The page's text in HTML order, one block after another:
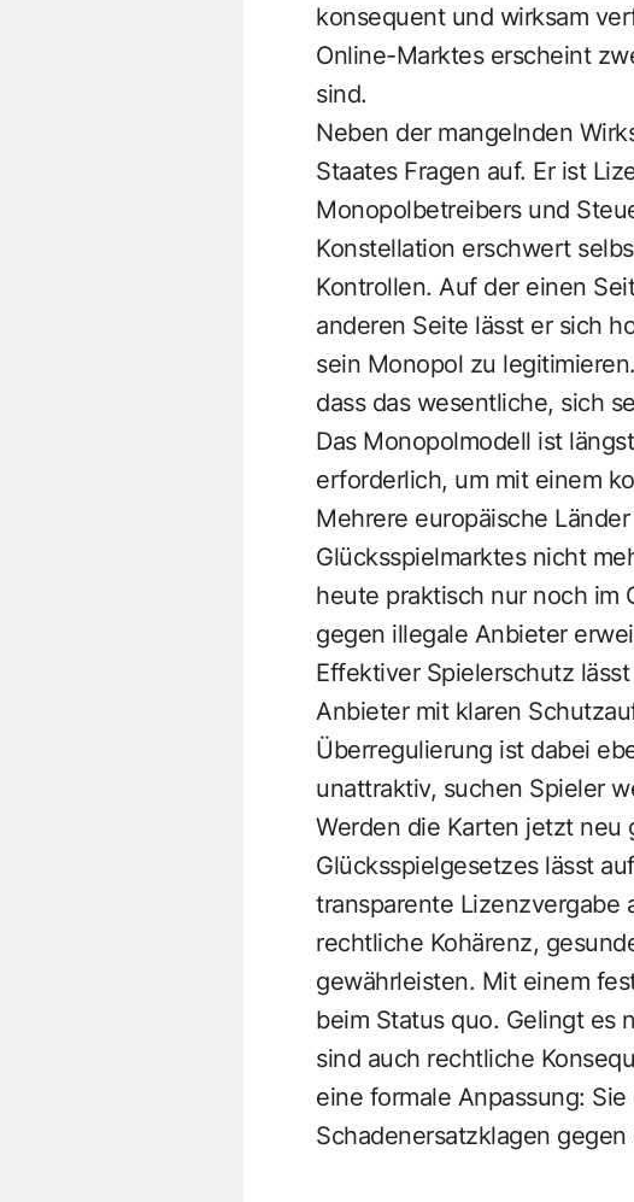
konsequent und wirksam
Online-Marktes erscheint
sind.
Neben der mangelnden
Staates Fragen auf. Er ist
Monopolbetreibers und
Konstellation erschwert
Kontrollen. Auf der einen
anderen Seite lässt er sich
sein Monopol zu
dass das wesentliche, sich
Das Monopolmodell ist
erforderlich, um mit einem
Mehrere europäische
Glücksspielmarktes nicht
heute praktisch nur noch im
gegen illegale Anbieter
Effektiver Spielerschutz
Anbieter mit klaren
Überregulierung ist dabei
unattraktiv, suchen Spieler
Werden die Karten jetzt neu
Glücksspielgesetzes lässt
transparente Lizenzvergabe
rechtliche Kohärenz,
gewährleisten. Mit einem
beim Status quo. Gelingt es
sind auch rechtliche
eine formale Anpassung:
Schadenersatzklagen gegen